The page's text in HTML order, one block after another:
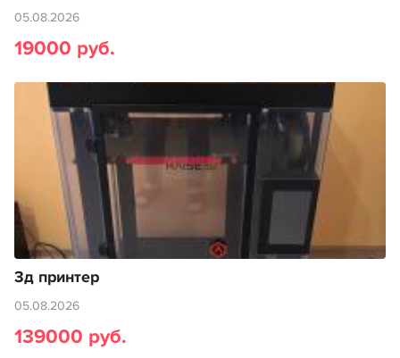
05.08.2026
19000 руб.
3д принтер
05.08.2026
139000 руб.